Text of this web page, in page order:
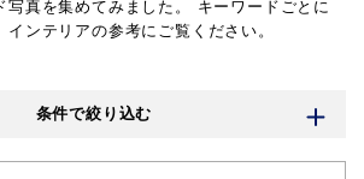
真を集めてみました。
キーワードごとに
ンテリアの参考にご覧ください。
条件で絞り込む